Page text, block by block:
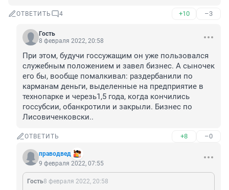
ОТВЕТИТЬ 4 +10 –3
Гость
8 февраля 2022, 20:58
При этом, будучи госсужащим он уже пользовался
служебным положением и завел бизнес. А сыночек
его бы, вообще помалкивал: раздербанили по
карманам деньги, выделенные на предприятие в
технопарке и черезь1,5 года, когда кончились
госсубсии, обанкротили и закрыли. Бизнес по
Лисовиченковски..
ОТВЕТИТЬ +8 –0
праводвед
9 февраля 2022, 07:55
Гость8 февраля 2022, 20:58